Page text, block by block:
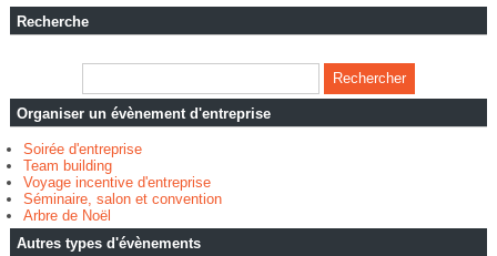
Recherche
Organiser un évènement d'entreprise
Soirée d'entreprise
Team building
Voyage incentive d'entreprise
Séminaire, salon et convention
Arbre de Noël
Autres types d'évènements